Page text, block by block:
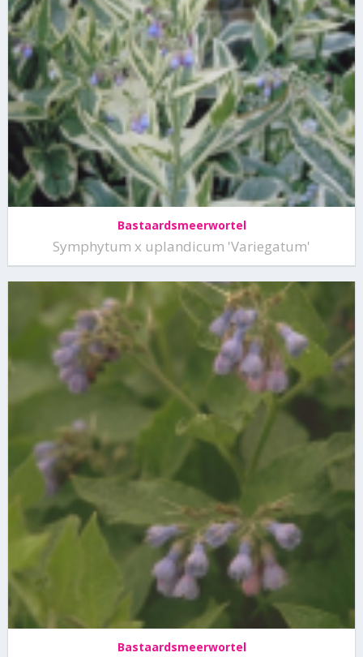
Bastaardsmeerwortel
Symphytum x uplandicum 'Variegatum'
Bastaardsmeerwortel